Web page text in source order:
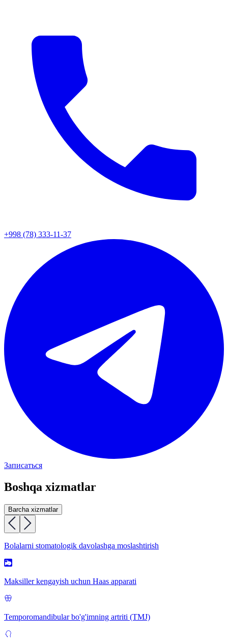
+998 (78) 333-11-37
Записаться
Boshqa xizmatlar
Barcha xizmatlar
Bolalarni stomatologik davolashga moslashtirish
Maksiller kengayish uchun Haas apparati
Temporomandibular bo'g'imning artriti (TMJ)